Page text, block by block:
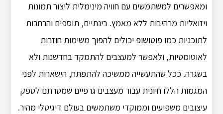
ומאפשרים למשתמשים עם חוויה מינימלית ליצור תמונות
ויזואליות מרהיבות ללא מאמץ. בינתיים, תוספים והרחבות
לתוכניות כמו פוטושופ יכולים להפוך משימות חוזרות
לאוטומטיות, ולאפשר למעצבים להתמקד בחדשנות ולא
בשגרה. ככל שהתעשייה ממשיכה להתפתח, הישארות לפני
המגמות הללו חיונית עבור מעצבים גרפיים שמטרתם לספק
עיצובים משפיעים וממוקדי משתמשים בעולם דיגיטלי מהיר.